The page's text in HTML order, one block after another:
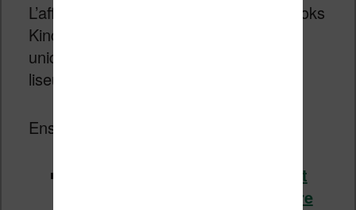
L’affichage peut présenter tous les ebooks
Kindle en notre possession ou
uniquement ceux téléchargés sur la
liseuse.
Ensuite, il est possible de filtrer par :
Prime Reading (qu’on doit
rendre à un moment ou un autre